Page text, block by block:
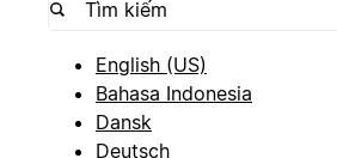
English (US)
Bahasa Indonesia
Dansk
Deutsch